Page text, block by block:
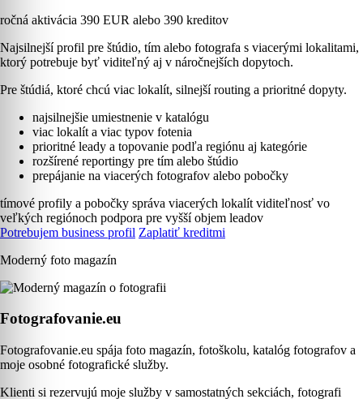
ročná aktivácia 390 EUR alebo 390 kreditov
Najsilnejší profil pre štúdio, tím alebo fotografa s viacerými lokalitami,
ktorý potrebuje byť viditeľný aj v náročnejších dopytoch.
Pre štúdiá, ktoré chcú viac lokalít, silnejší routing a prioritné dopyty.
najsilnejšie umiestnenie v katalógu
viac lokalít a viac typov fotenia
prioritné leady a topovanie podľa regiónu aj kategórie
rozšírené reportingy pre tím alebo štúdio
prepájanie na viacerých fotografov alebo pobočky
tímové profily a pobočky správa viacerých lokalít viditeľnosť vo
veľkých regiónoch podpora pre vyšší objem leadov
Potrebujem business profil Zaplatiť kreditmi
Moderný foto magazín
Fotografovanie.eu
Fotografovanie.eu spája foto magazín, fotoškolu, katalóg fotografov a
moje osobné fotografické služby.
Klienti si rezervujú moje služby v samostatných sekciách, fotografi